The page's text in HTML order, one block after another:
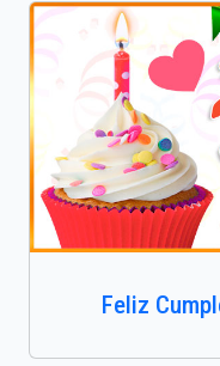
Feliz